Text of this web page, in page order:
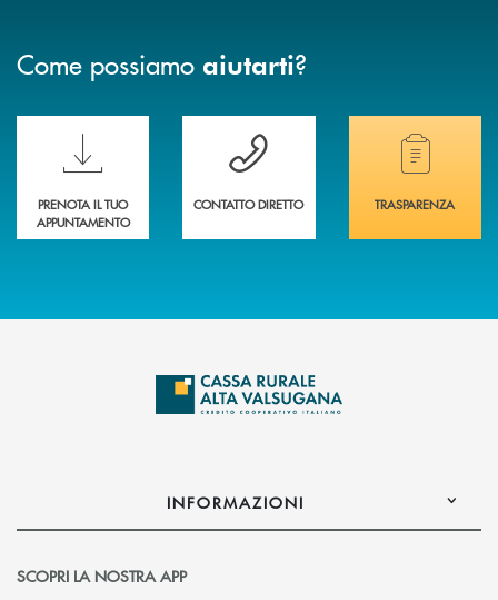
Come possiamo aiutarti?
Scopri le funzionalità della nuova PRENOTA BANCA
PRENOTA IL TUO
APPUNTAMENTO
Hai bisogno di assistenza immediata?
CONTATTO DIRETTO
Hai bisogno di
TRASPARENZA
INFORMAZIONI
SCOPRI LA NOSTRA APP